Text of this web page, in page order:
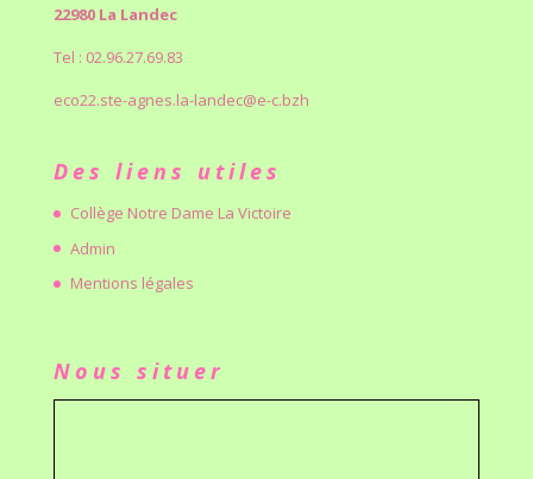
22980 La Landec
Tel : 02.96.27.69.83
eco22.ste-agnes.la-landec@e-c.bzh
Des liens utiles
Collège Notre Dame La Victoire
Admin
Mentions légales
Nous situer